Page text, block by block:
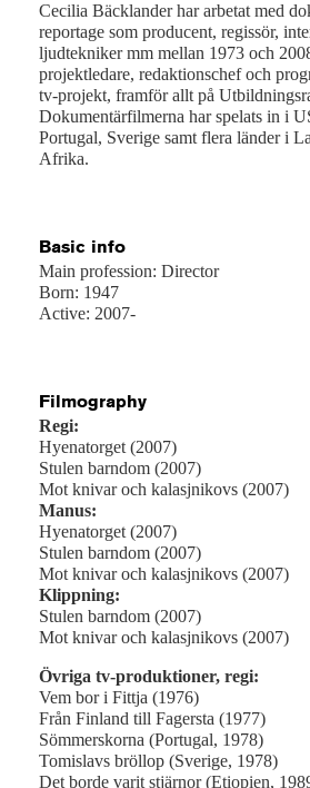
Cecilia Bäcklander har arbetat med
reportage som producent, regissör,
ljudtekniker mm mellan 1973 och
projektledare, redaktionschef och
tv-projekt, framför allt på
Dokumentärfilmerna har spelats in i
Portugal, Sverige samt flera länder i
Afrika.
Basic info
Main profession: Director
Born: 1947
Active: 2007-
Filmography
Regi:
Hyenatorget (2007)
Stulen barndom (2007)
Mot knivar och kalasjnikovs (2007)
Manus:
Hyenatorget (2007)
Stulen barndom (2007)
Mot knivar och kalasjnikovs (2007)
Klippning:
Stulen barndom (2007)
Mot knivar och kalasjnikovs (2007)
Övriga tv-produktioner, regi:
Vem bor i Fittja (1976)
Från Finland till Fagersta (1977)
Sömmerskorna (Portugal, 1978)
Tomislavs bröllop (Sverige, 1978)
Det borde varit stjärnor (Etiopien,